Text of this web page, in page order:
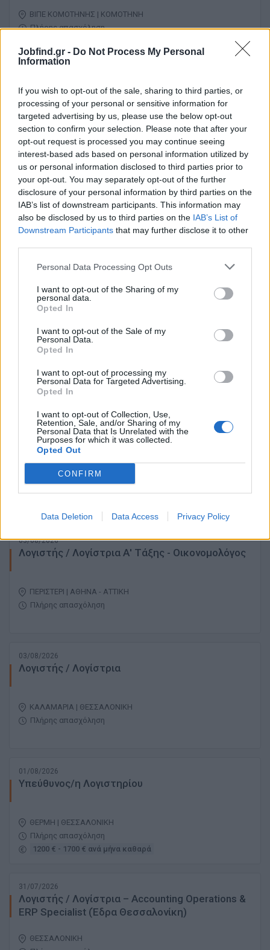
Jobfind.gr - Do Not Process My Personal
Information
If you wish to opt-out of the sale, sharing to third parties, or
processing of your personal or sensitive information for
targeted advertising by us, please use the below opt-out
section to confirm your selection. Please note that after your
opt-out request is processed you may continue seeing
interest-based ads based on personal information utilized by
us or personal information disclosed to third parties prior to
your opt-out. You may separately opt-out of the further
disclosure of your personal information by third parties on the
IAB’s list of downstream participants. This information may
also be disclosed by us to third parties on the IAB’s List of
Downstream Participants that may further disclose it to other
Personal Data Processing Opt Outs
I want to opt-out of the Sharing of my
personal data.
Opted In
I want to opt-out of the Sale of my
Personal Data.
Opted In
I want to opt-out of processing my
Personal Data for Targeted Advertising.
Opted In
I want to opt-out of Collection, Use,
Retention, Sale, and/or Sharing of my
Personal Data that Is Unrelated with the
Purposes for which it was collected.
Opted Out
CONFIRM
Data Deletion Data Access Privacy Policy
ΒΙΠΕ ΚΟΜΟΤΗΝΗΣ | ΚΟΜΟΤΗΝΗ
Πλήρης απασχόληση
Λογιστής - Λογίστρια
ΥΜΗΤΤΟΣ | ΑΘΗΝΑ - ΑΤΤΙΚΗ
Πλήρης απασχόληση
03/08/2026
Λογιστής / Λογίστρια
03/08/2026
Πλήρης απασχόληση
03/08/2026
Λογιστής - Λογίστρια (εξειδίκευση στην
Μισθοδοσία)
ΠΕΡΙΣΤΕΡΙ | ΑΘΗΝΑ - ΑΤΤΙΚΗ
03/08/2026
Λογιστής / Λογίστρια Α' Τάξης - Οικονομολόγος
ΠΕΡΙΣΤΕΡΙ | ΑΘΗΝΑ - ΑΤΤΙΚΗ
Πλήρης απασχόληση
03/08/2026
Λογιστής / Λογίστρια
ΚΑΛΑΜΑΡΙΑ | ΘΕΣΣΑΛΟΝΙΚΗ
Πλήρης απασχόληση
01/08/2026
Υπεύθυνος/η Λογιστηρίου
ΘΕΡΜΗ | ΘΕΣΣΑΛΟΝΙΚΗ
Πλήρης απασχόληση
1200 € - 1700 € ανά μήνα καθαρά
31/07/2026
Λογιστής / Λογίστρια – Accounting Operations &
ERP Specialist (Έδρα Θεσσαλονίκη)
ΘΕΣΣΑΛΟΝΙΚΗ